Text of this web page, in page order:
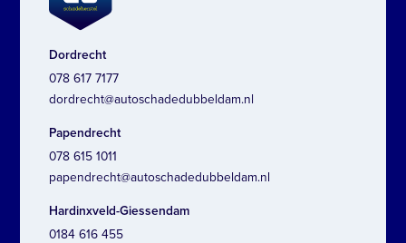
Dordrecht
078 617 7177
dordrecht@autoschadedubbeldam.nl
Papendrecht
078 615 1011
papendrecht@autoschadedubbeldam.nl
Hardinxveld-Giessendam
0184 616 455